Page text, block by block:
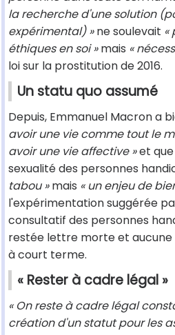
la recherche d'une solution
expérimental) »ne soulevait «
éthiques en soi »mais «
loi sur la prostitution de 2016.
Un statu quo assumé
Depuis, Emmanuel Macron a
avoir une vie comme tout le
avoir une vie affective »et que
sexualité des personnes
tabou »mais « un enjeu de
l'expérimentation suggérée
consultatif des personnes
restée lettre morte et
à court terme.
« Rester à cadre légal »
« On reste à cadre légal
création d'un statut pour les